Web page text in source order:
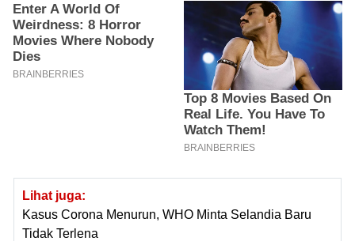
Lihat juga:
Kasus Corona Menurun, WHO Minta Selandia Baru
Tidak Terlena